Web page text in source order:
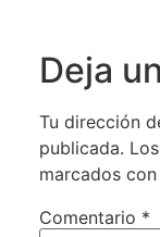
Deja
Tu dirección
publicada.
marcados con
Comentario *